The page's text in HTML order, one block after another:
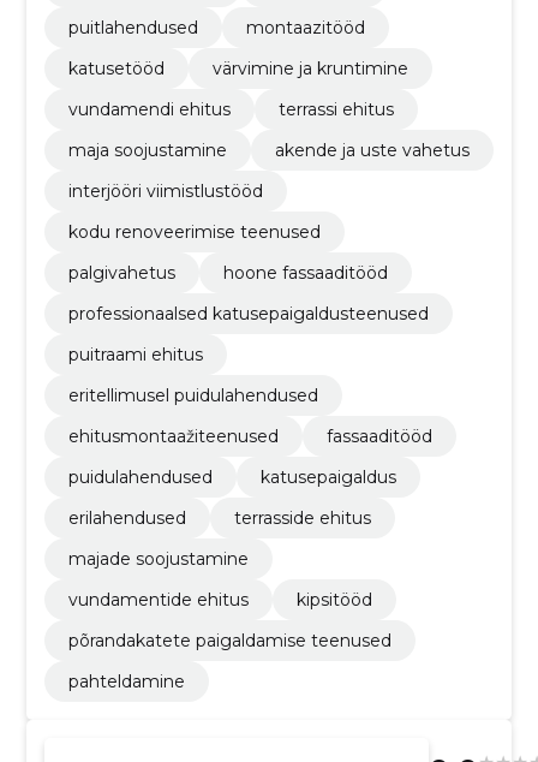
puitlahendused
montaazitööd
katusetööd
värvimine ja kruntimine
vundamendi ehitus
terrassi ehitus
maja soojustamine
akende ja uste vahetus
interjööri viimistlustööd
kodu renoveerimise teenused
palgivahetus
hoone fassaaditööd
professionaalsed katusepaigaldusteenused
puitraami ehitus
eritellimusel puidulahendused
ehitusmontaažiteenused
fassaaditööd
puidulahendused
katusepaigaldus
erilahendused
terrasside ehitus
majade soojustamine
vundamentide ehitus
kipsitööd
põrandakatete paigaldamise teenused
pahteldamine